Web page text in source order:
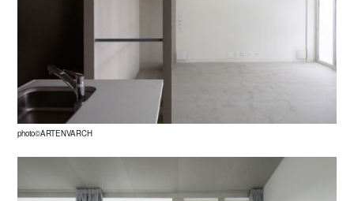
photo©ARTENVARCH